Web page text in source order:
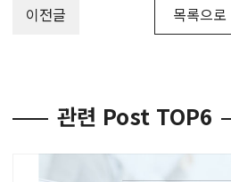
이전글 목록으로
관련 Post TOP6